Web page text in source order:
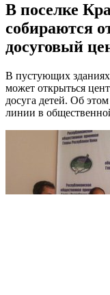
В поселке
собираются
досуговый
В пустующих
может открыться
досуга детей. Об
линии в